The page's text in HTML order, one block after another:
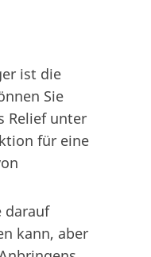
ist die
Sie
Relief unter
für eine
darauf
kann, aber